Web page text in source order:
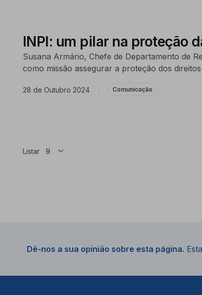
INPI: um pilar na proteção
Susana Armário, Chefe de Departamento de
como missão assegurar a proteção dos
28 de Outubro 2024 Comunicação
Listar
Dê-nos a sua opinião sobre esta página.